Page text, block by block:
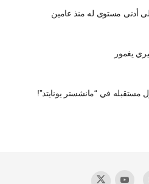
أدنى مستوى له منذ عامين
يغمور
مستقبله في “مانشستر يونايتد”!